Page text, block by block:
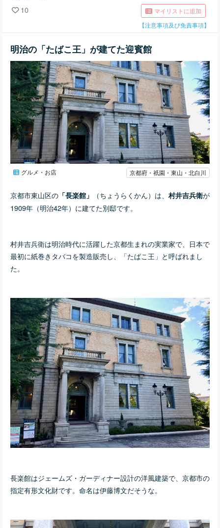
10
マイリストに追加
【注意事項及び免責事項】
明治の「たばこ王」が建てた迎賓館
グルメ・お店 京都府・祇園・東山・北白川
京都市東山区の 「長楽館」 （ちょうらくかん）は、 村井吉兵衛が
1909年（明治42年）に建てた別邸です。
村井吉兵衛は明治時代に活躍した京都生まれの実業家で、日本で
最初に紙巻きタバコを製造販売し、「たばこ王」と呼ばれまし
た。
長楽館はジェームズ・ガーディナー設計の洋風建築で、京都市の
指定有形文化財です。命名は伊藤博文だそうな。